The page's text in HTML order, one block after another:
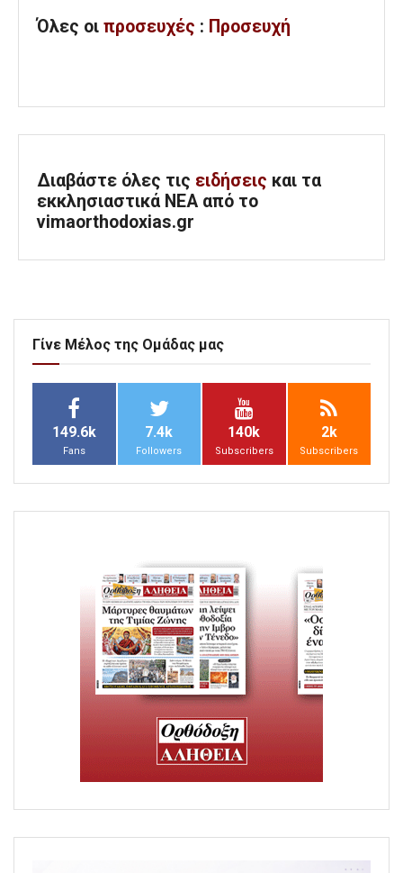
Όλες οι προσευχές : Προσευχή
Διαβάστε όλες τις ειδήσεις και τα
εκκλησιαστικά ΝΕΑ από το
vimaorthodoxias.gr
Γίνε Μέλος της Ομάδας μας
149.6k
Fans
7.4k
Followers
140k
Subscribers
2k
Subscribers